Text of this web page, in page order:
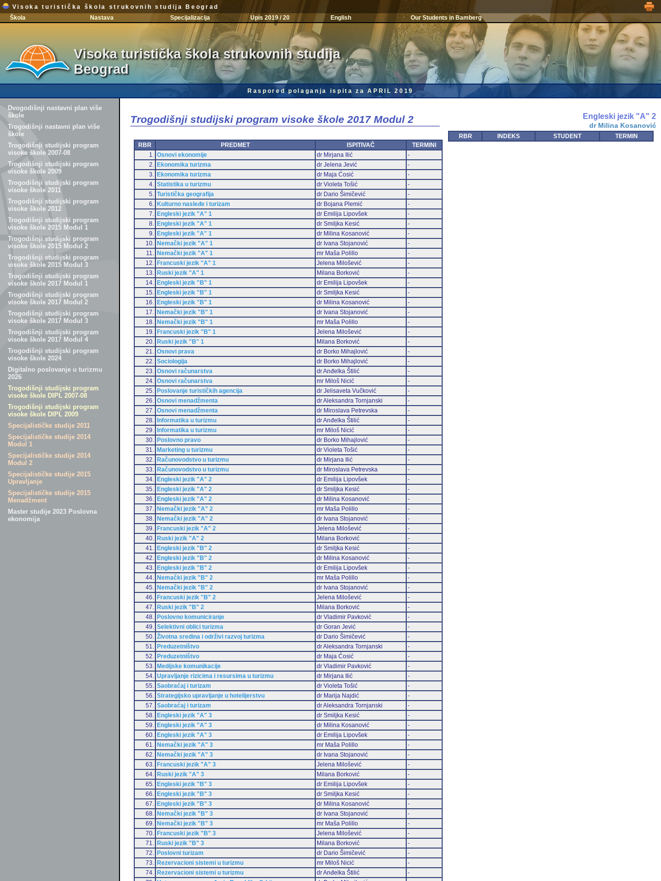
Visoka turistička škola strukovnih studija Beograd
Škola
Nastava Specijalizacija Upis 2019 / 20 English Our Students in Bamberg
Visoka turistička škola strukovnih studija
Beograd
Raspored polaganja ispita za APRIL 2019
Dvogodišnji nastavni plan više
škole
Trogodišnji nastavni plan više
škole
Trogodišnji studijski program
visoke škole 2007-08
Trogodišnji studijski program
visoke škole 2009
Trogodišnji studijski program
visoke škole 2011
Trogodišnji studijski program
visoke škole 2012
Trogodišnji studijski program
visoke škole 2015 Modul 1
Trogodišnji studijski program
visoke škole 2015 Modul 2
Trogodišnji studijski program
visoke škole 2015 Modul 3
Trogodišnji studijski program
visoke škole 2017 Modul 1
Trogodišnji studijski program
visoke škole 2017 Modul 2
Trogodišnji studijski program
visoke škole 2017 Modul 3
Trogodišnji studijski program
visoke škole 2017 Modul 4
Trogodišnji studijski program
visoke škole 2024
Digitalno poslovanje u turizmu
2026
Trogodišnji studijski program
visoke škole DIPL 2007-08
Trogodišnji studijski program
visoke škole DIPL 2009
Specijalističke studije 2011
Specijalističke studije 2014
Modul 1
Specijalističke studije 2014
Modul 2
Specijalističke studije 2015
Upravljanje
Specijalističke studije 2015
Menadžment
Master studije 2023 Poslovna
ekonomija
Trogodišnji studijski program visoke škole 2017 Modul 2
RBR PREDMET ISPITIVAČ
TERMINI
1.
Osnovi ekonomije dr Mirjana Ilić
-
2.
Ekonomika turizma dr Jelena Jević
-
3.
Ekonomika turizma dr Maja Ćosić
-
4.
Statistika u turizmu dr Violeta Tošić
-
5.
Turistička geografija dr Dario Šimičević
-
6.
Kulturno nasleđe i turizam dr Bojana Plemić
-
7.
Engleski jezik "A" 1 dr Emilija Lipovšek
-
8.
Engleski jezik "A" 1 dr Smiljka Kesić
-
9.
Engleski jezik "A" 1 dr Milina Kosanović
-
10.
Nemački jezik "A" 1 dr Ivana Stojanović
-
11.
Nemački jezik "A" 1 mr Maša Polillo
-
12.
Francuski jezik "A" 1 Jelena Milošević
-
13.
Ruski jezik "A" 1 Milana Borković
-
14.
Engleski jezik "B" 1 dr Emilija Lipovšek
-
15.
Engleski jezik "B" 1 dr Smiljka Kesić
-
16.
Engleski jezik "B" 1 dr Milina Kosanović
-
17.
Nemački jezik "B" 1 dr Ivana Stojanović
-
18.
Nemački jezik "B" 1 mr Maša Polillo
-
19.
Francuski jezik "B" 1 Jelena Milošević
-
20.
Ruski jezik "B" 1 Milana Borković
-
21.
Osnovi prava dr Borko Mihajlović
-
22.
Sociologija dr Borko Mihajlović
-
23.
Osnovi računarstva dr Anđelka Štilić
-
24.
Osnovi računarstva mr Miloš Nicić
-
25.
Poslovanje turističkih agencija dr Jelisaveta Vučković
-
26.
Osnovi menadžmenta dr Aleksandra Tornjanski
-
27.
Osnovi menadžmenta dr Miroslava Petrevska
-
28.
Informatika u turizmu dr Anđelka Štilić
-
29.
Informatika u turizmu mr Miloš Nicić
-
30.
Poslovno pravo dr Borko Mihajlović
-
31.
Marketing u turizmu dr Violeta Tošić
-
32.
Računovodstvo u turizmu dr Mirjana Ilić
-
33.
Računovodstvo u turizmu dr Miroslava Petrevska
-
34.
Engleski jezik "A" 2 dr Emilija Lipovšek
-
35.
Engleski jezik "A" 2 dr Smiljka Kesić
-
36.
Engleski jezik "A" 2 dr Milina Kosanović
-
37.
Nemački jezik "A" 2 mr Maša Polillo
-
38.
Nemački jezik "A" 2 dr Ivana Stojanović
-
39.
Francuski jezik "A" 2 Jelena Milošević
-
40.
Ruski jezik "A" 2 Milana Borković
-
41.
Engleski jezik "B" 2 dr Smiljka Kesić
-
42.
Engleski jezik "B" 2 dr Milina Kosanović
-
43.
Engleski jezik "B" 2 dr Emilija Lipovšek
-
44.
Nemački jezik "B" 2 mr Maša Polillo
-
45.
Nemački jezik "B" 2 dr Ivana Stojanović
-
46.
Francuski jezik "B" 2 Jelena Milošević
-
47.
Ruski jezik "B" 2 Milana Borković
-
48.
Poslovno komuniciranje dr Vladimir Pavković
-
49.
Selektivni oblici turizma dr Goran Jević
-
50.
Životna sredina i održivi razvoj turizma dr Dario Šimičević
-
51.
Preduzetništvo dr Aleksandra Tornjanski
-
52.
Preduzetništvo dr Maja Ćosić
-
53.
Medijske komunikacije dr Vladimir Pavković
-
54.
Upravljanje rizicima i resursima u turizmu dr Mirjana Ilić
-
55.
Saobraćaj i turizam dr Violeta Tošić
-
56.
Strategijsko upravljanje u hotelijerstvu dr Marija Najdić
-
57.
Saobraćaj i turizam dr Aleksandra Tornjanski
-
58.
Engleski jezik "A" 3 dr Smiljka Kesić
-
59.
Engleski jezik "A" 3 dr Milina Kosanović
-
60.
Engleski jezik "A" 3 dr Emilija Lipovšek
-
61.
Nemački jezik "A" 3 mr Maša Polillo
-
62.
Nemački jezik "A" 3 dr Ivana Stojanović
-
63.
Francuski jezik "A" 3 Jelena Milošević
-
64.
Ruski jezik "A" 3 Milana Borković
-
65.
Engleski jezik "B" 3 dr Emilija Lipovšek
-
66.
Engleski jezik "B" 3 dr Smiljka Kesić
-
67.
Engleski jezik "B" 3 dr Milina Kosanović
-
68.
Nemački jezik "B" 3 dr Ivana Stojanović
-
69.
Nemački jezik "B" 3 mr Maša Polillo
-
70.
Francuski jezik "B" 3 Jelena Milošević
-
71.
Ruski jezik "B" 3 Milana Borković
-
72.
Poslovni turizam dr Dario Šimičević
-
73.
Rezervacioni sistemi u turizmu mr Miloš Nicić
-
74.
Rezervacioni sistemi u turizmu dr Anđelka Štilić
-
Engleski jezik "A" 2
dr Milina Kosanović
RBR INDEKS STUDENT TERMIN